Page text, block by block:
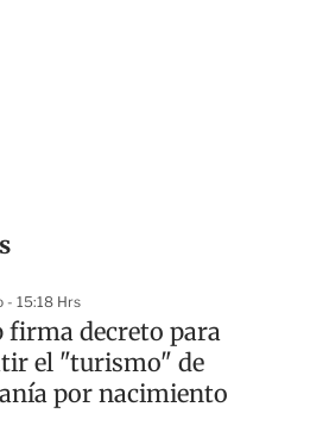
- 15:18 Hrs
decreto para
el "turismo" de
por nacimiento